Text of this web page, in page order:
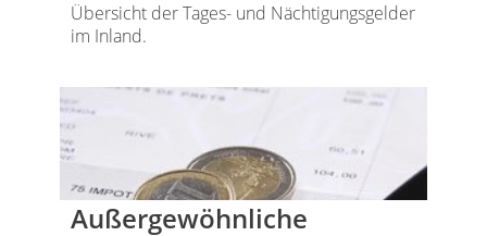
Übersicht der Tages- und Nächtigungsgelder
im Inland.
Außergewöhnliche